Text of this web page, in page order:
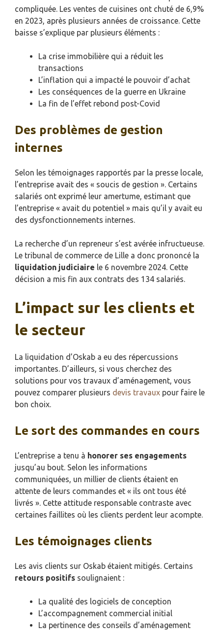
compliquée. Les ventes de cuisines ont chuté de 6,9%
en 2023, après plusieurs années de croissance. Cette
baisse s’explique par plusieurs éléments :
La crise immobilière qui a réduit les
transactions
L’inflation qui a impacté le pouvoir d’achat
Les conséquences de la guerre en Ukraine
La fin de l’effet rebond post-Covid
Des problèmes de gestion
internes
Selon les témoignages rapportés par la presse locale,
l’entreprise avait des « soucis de gestion ». Certains
salariés ont exprimé leur amertume, estimant que
l’entreprise « avait du potentiel » mais qu’il y avait eu
des dysfonctionnements internes.
La recherche d’un repreneur s’est avérée infructueuse.
Le tribunal de commerce de Lille a donc prononcé la
liquidation judiciaire le 6 novembre 2024. Cette
décision a mis fin aux contrats des 134 salariés.
L’impact sur les clients et
le secteur
La liquidation d’Oskab a eu des répercussions
importantes. D’ailleurs, si vous cherchez des
solutions pour vos travaux d’aménagement, vous
pouvez comparer plusieurs devis travaux pour faire le
bon choix.
Le sort des commandes en cours
L’entreprise a tenu à honorer ses engagements
jusqu’au bout. Selon les informations
communiquées, un millier de clients étaient en
attente de leurs commandes et « ils ont tous été
livrés ». Cette attitude responsable contraste avec
certaines faillites où les clients perdent leur acompte.
Les témoignages clients
Les avis clients sur Oskab étaient mitigés. Certains
retours positifs soulignaient :
La qualité des logiciels de conception
L’accompagnement commercial initial
La pertinence des conseils d’aménagement